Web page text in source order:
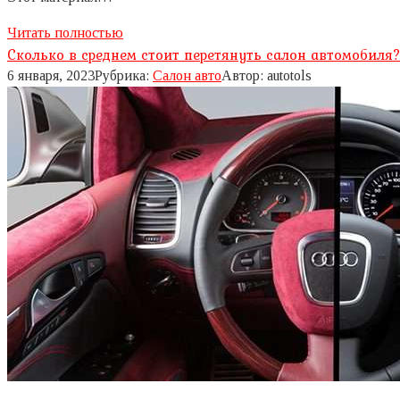
Читать полностью
Сколько в среднем стоит перетянуть салон автомобиля?
6 января, 2023Рубрика: Салон автоАвтор: autotols